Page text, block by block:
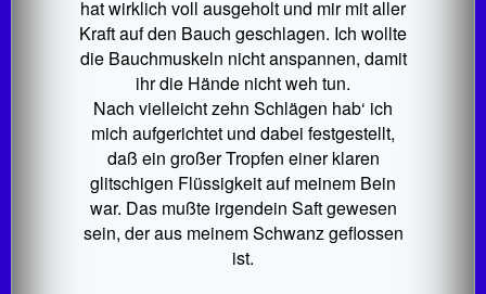
hat wirklich voll ausgeholt und mir mit aller
Kraft auf den Bauch geschlagen. Ich wollte
die Bauchmuskeln nicht anspannen, damit
ihr die Hände nicht weh tun.
Nach vielleicht zehn Schlägen hab‘ ich
mich aufgerichtet und dabei festgestellt,
daß ein großer Tropfen einer klaren
glitschigen Flüssigkeit auf meinem Bein
war. Das mußte irgendein Saft gewesen
sein, der aus meinem Schwanz geflossen
ist.